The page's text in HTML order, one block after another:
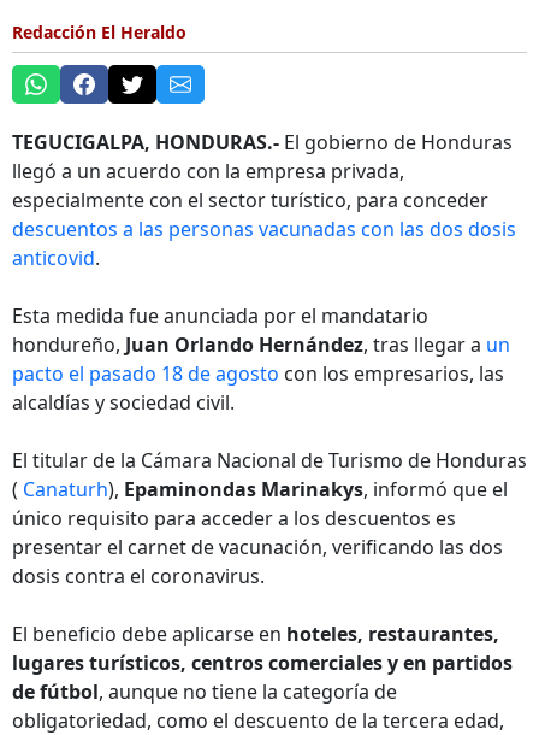
Redacción El Heraldo
TEGUCIGALPA, HONDURAS.- El gobierno de Honduras
llegó a un acuerdo con la empresa privada,
especialmente con el sector turístico, para conceder
descuentos a las personas vacunadas con las dos dosis
anticovid.
Esta medida fue anunciada por el mandatario
hondureño, Juan Orlando Hernández, tras llegar a un
pacto el pasado 18 de agosto con los empresarios, las
alcaldías y sociedad civil.
El titular de la Cámara Nacional de Turismo de Honduras
( Canaturh), Epaminondas Marinakys, informó que el
único requisito para acceder a los descuentos es
presentar el carnet de vacunación, verificando las dos
dosis contra el coronavirus.
El beneficio debe aplicarse en hoteles, restaurantes,
lugares turísticos, centros comerciales y en partidos
de fútbol, aunque no tiene la categoría de
obligatoriedad, como el descuento de la tercera edad,